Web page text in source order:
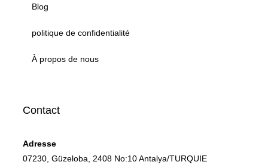
Blog
politique de confidentialité
À propos de nous
Contact
Adresse
07230, Güzeloba, 2408 No:10 Antalya/TURQUIE